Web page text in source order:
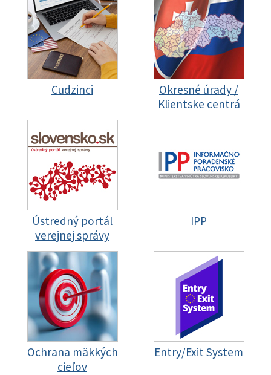
Cudzinci
Okresné úrady /
Klientske centrá
Ústredný portál
verejnej správy
IPP
Ochrana mäkkých
cieľov
Entry/Exit System